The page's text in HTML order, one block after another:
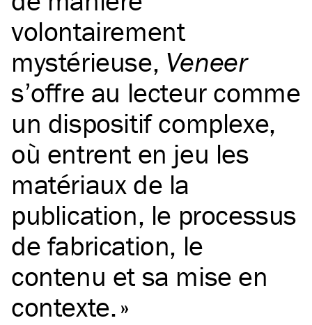
volontairement
mystérieuse, Veneer
s’offre au lecteur comme
un dispositif complexe,
où entrent en jeu les
matériaux de la
publication, le processus
de fabrication, le
contenu et sa mise en
contexte.